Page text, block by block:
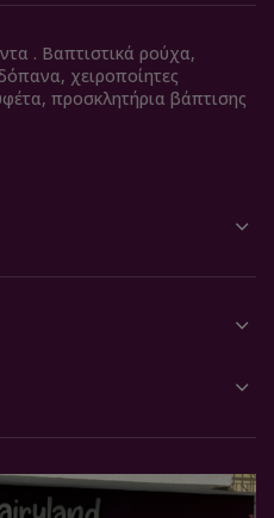
. Βαπτιστικά ρούχα,
χειροποίητες
προσκλητήρια βάπτισης